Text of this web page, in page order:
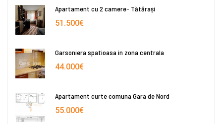
Apartament cu 2 camere- Tătărași
51.500€
Garsoniera spatioasa in zona centrala
44.000€
Apartament curte comuna Gara de Nord
55.000€